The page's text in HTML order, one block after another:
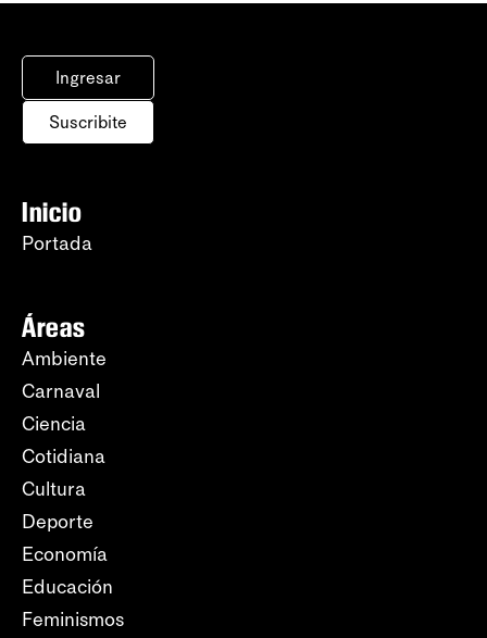
Ingresar
Suscribite
Inicio
Portada
Áreas
Ambiente
Carnaval
Ciencia
Cotidiana
Cultura
Deporte
Economía
Educación
Feminismos